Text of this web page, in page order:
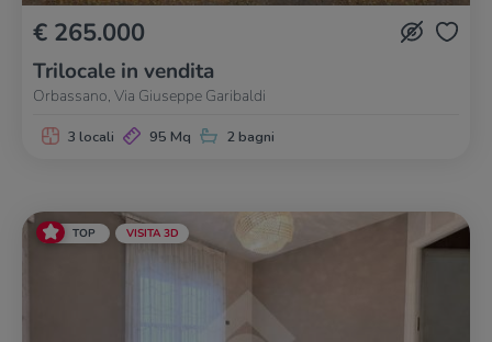
€ 265.000
Trilocale in vendita
Orbassano, Via Giuseppe Garibaldi
3 locali 95 Mq 2 bagni
TOP VISITA 3D